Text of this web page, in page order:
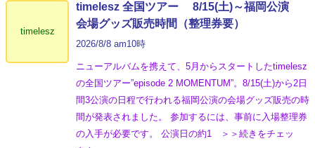
timelesz
timelesz 全国ツアー 8/15(土)～福岡公演
会場グッズ販売時間（整理券要）
2026/8/8 am10時
ニューアルバムを携えて、5月からスタートしたtimelesz
の全国ツアー”episode 2 MOMENTUM”。8/15(土)から2日
間3公演の日程で行われる福岡公演の会場グッズ販売の時
間が発表されました。 参加するには、事前に入場整理券
の入手が必要です。 公演日の約1 ＞＞続きをチェッ